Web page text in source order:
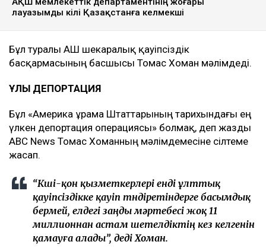
лауазымды өкілі Қазақстанға келмекші
Бұл туралы АҚШ шекаралық қауіпсіздік
басқармасының басшысы Томас Хоман мәлімдеді.
ҰЛЫ ДЕПОРТАЦИЯ
Бұл «Америка Құрама Штаттарының тарихындағы ең
үлкен депортация операциясы» болмақ, деп жазды
ABC News Томас Хоманның мәлімдемесіне сілтеме
жасап.
“Көші-қон қызметкерлері енді ұлттық
қауіпсіздікке қауіп төндіретіндерге басымдық
бермей, елдегі заңды мәртебесі жоқ 11
миллионнан астам шетелдіктің кез келгенін
қамауға алады”, деді Хоман.